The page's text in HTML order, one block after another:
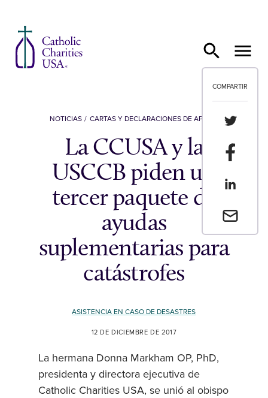
COMPARTIR
Envia un
NOTICIAS CARTAS Y DECLARACIONES DE APOYO
La CCUSA y la
USCCB piden un
tercer paquete de
ayudas
suplementarias para
catástrofes
ASISTENCIA EN CASO DE DESASTRES
12 DE DICIEMBRE DE 2017
La hermana Donna Markham OP, PhD,
presidenta y directora ejecutiva de
Catholic Charities USA, se unió al obispo